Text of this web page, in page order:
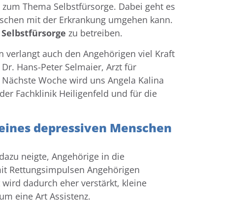
Thema Selbstfürsorge. Dabei geht es
mit der Erkrankung umgehen kann.
Selbstfürsorge zu betreiben.
auch den Angehörigen viel Kraft
Hans-Peter Selmaier, Arzt für
Woche wird uns Angela Kalina
Fachklinik Heiligenfeld und für die
depressiven Menschen
neigte, Angehörige in die
Rettungsimpulsen Angehörigen
dadurch eher verstärkt, kleine
eine Art Assistenz.